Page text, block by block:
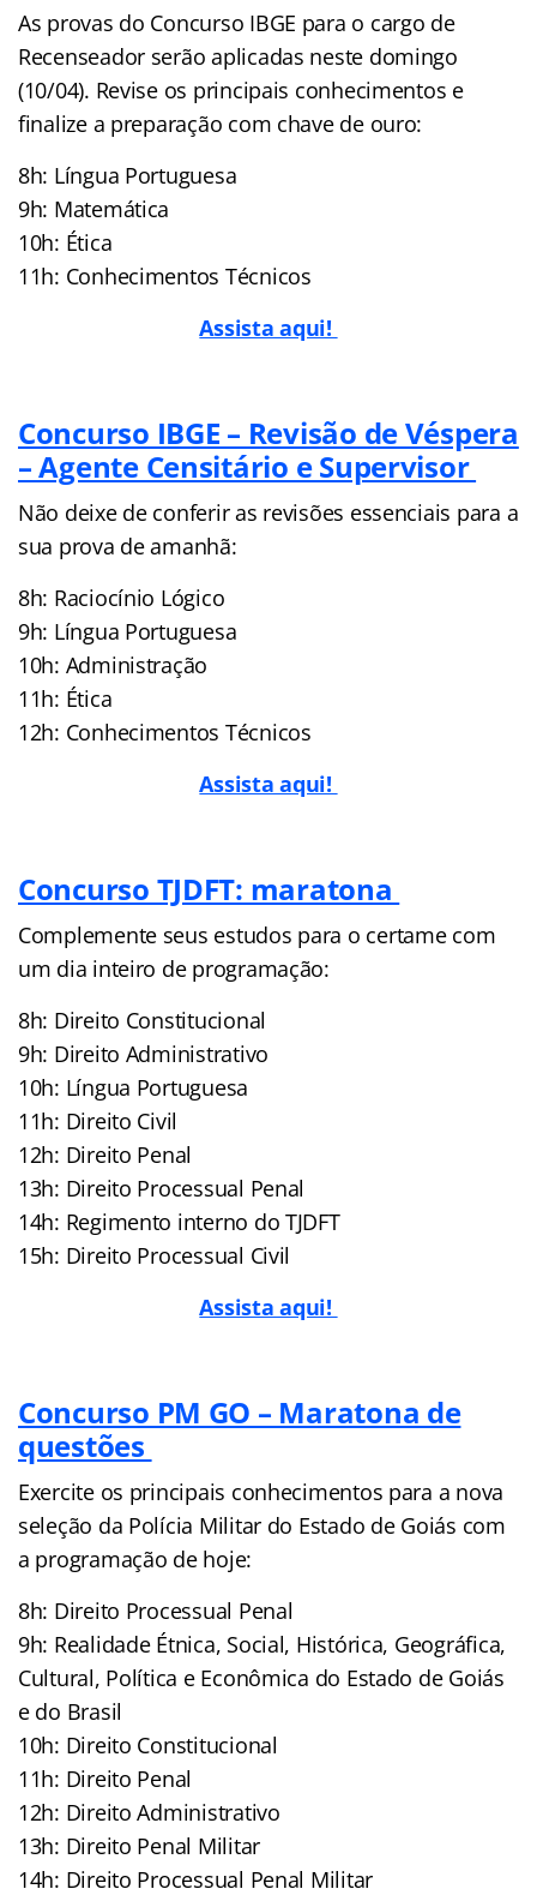
As provas do Concurso IBGE para o cargo de
Recenseador serão aplicadas neste domingo
(10/04). Revise os principais conhecimentos e
finalize a preparação com chave de ouro:
8h: Língua Portuguesa
9h: Matemática
10h: Ética
11h: Conhecimentos Técnicos
Assista aqui!
Concurso IBGE – Revisão de Véspera
– Agente Censitário e Supervisor
Não deixe de conferir as revisões essenciais para a
sua prova de amanhã:
8h: Raciocínio Lógico
9h: Língua Portuguesa
10h: Administração
11h: Ética
12h: Conhecimentos Técnicos
Assista aqui!
Concurso TJDFT: maratona
Complemente seus estudos para o certame com
um dia inteiro de programação:
8h: Direito Constitucional
9h: Direito Administrativo
10h: Língua Portuguesa
11h: Direito Civil
12h: Direito Penal
13h: Direito Processual Penal
14h: Regimento interno do TJDFT
15h: Direito Processual Civil
Assista aqui!
Concurso PM GO – Maratona de
questões
Exercite os principais conhecimentos para a nova
seleção da Polícia Militar do Estado de Goiás com
a programação de hoje:
8h: Direito Processual Penal
9h: Realidade Étnica, Social, Histórica, Geográfica,
Cultural, Política e Econômica do Estado de Goiás
e do Brasil
10h: Direito Constitucional
11h: Direito Penal
12h: Direito Administrativo
13h: Direito Penal Militar
14h: Direito Processual Penal Militar